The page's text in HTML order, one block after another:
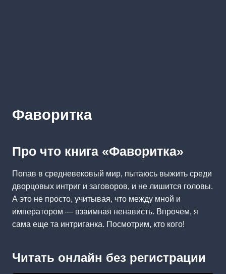
Фаворитка
Про что книга «Фаворитка»
Попав в средневековый мир, пытаюсь выжить среди
дворцовых интриг и заговоров, и не лишится головы.
А это не просто, учитывая, что между мной и
императором — взаимная ненависть. Впрочем, я
сама еще та интриганка. Посмотрим, кто кого!
Читать онлайн без регистрации